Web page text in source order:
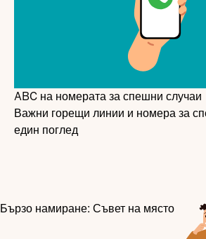
ABC на номерата за спешни случаи
Важни горещи линии и номера за
един поглед
Бързо намиране: Съвет на място